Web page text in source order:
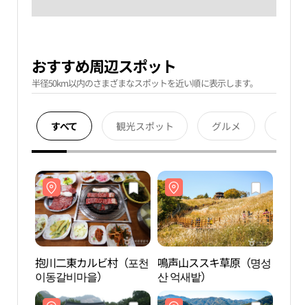
おすすめ周辺スポット
半径50km以内のさまざまなスポットを近い順に表示します。
すべて 観光スポット グルメ
抱川二東カルビ村（포천
이동갈비마을）
鳴声山ススキ草原（명성
산 억새밭）